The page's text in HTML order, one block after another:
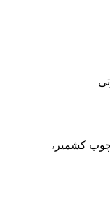
چوب کشمیر،